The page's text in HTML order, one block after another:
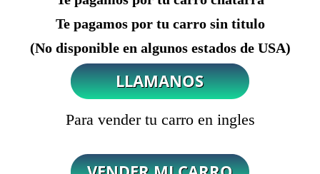
Te pagamos por tu carro sin titulo
(No disponible en algunos estados de USA)
Para vender tu carro en ingles